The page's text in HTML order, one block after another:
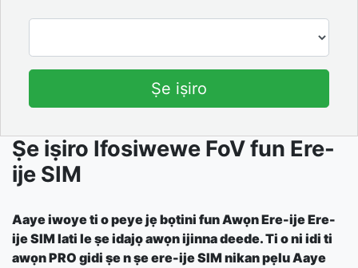
Ṣe iṣiro
Ṣe iṣiro Ifosiwewe FoV fun Ere-
ije SIM
Aaye iwoye ti o peye jẹ bọtini fun Awọn Ere-ije Ere-
ije SIM lati le ṣe idajọ awọn ijinna deede. Ti o ni idi ti
awọn PRO gidi ṣe n ṣe ere-ije SIM nikan pẹlu Aaye